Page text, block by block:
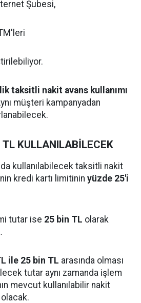
Şubesi,
taksitli nakit avans kullanımı
müşteri kampanyadan
KULLANILABİLECEK
kullanılabilecek taksitli nakit
kredi kartı limitinin yüzde 25'i
tutar ise 25 bin TL olarak
ile 25 bin TL arasında olması
tutar aynı zamanda işlem
mevcut kullanılabilir nakit
olacak.